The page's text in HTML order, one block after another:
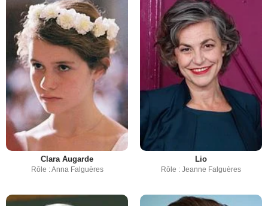
Clara Augarde
Rôle : Anna Falguères
Lio
Rôle : Jeanne Falguères